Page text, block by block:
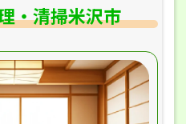
・清掃米沢市